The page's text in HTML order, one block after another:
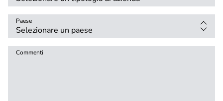
Paese
Commenti